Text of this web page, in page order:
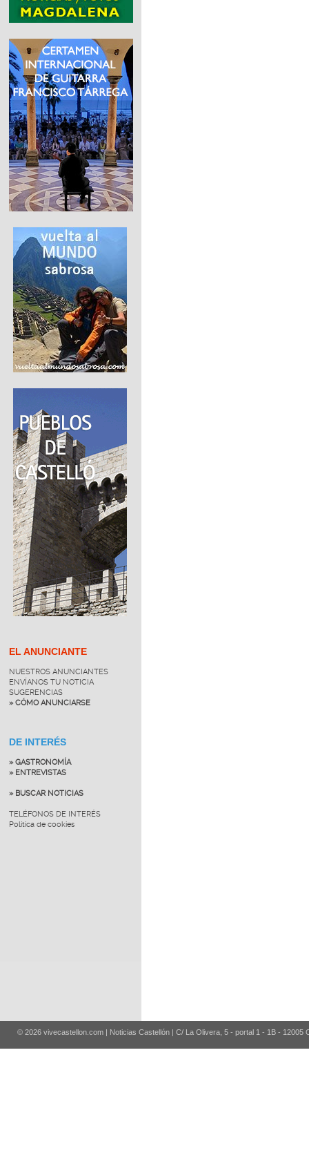
EL ANUNCIANTE
NUESTROS ANUNCIANTES
ENVÍANOS TU NOTICIA
SUGERENCIAS
» CÓMO ANUNCIARSE
DE INTERÉS
» GASTRONOMÍA
» ENTREVISTAS
» BUSCAR NOTICIAS
TELÉFONOS DE INTERÉS
Política de cookies
© 2026 vivecastellon.com | Noticias Castellón | C/ La Olivera, 5 - portal 1 - 1B - 12005